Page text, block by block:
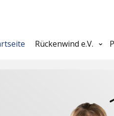
Rückenwind e.V.